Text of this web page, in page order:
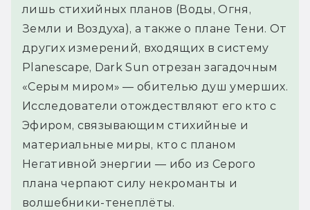
лишь стихийных планов (Воды, Огня,
Земли и Воздуха), а также о плане Тени. От
других измерений, входящих в систему
Planescape, Dark Sun отрезан загадочным
«Серым миром» — обителью душ умерших.
Исследователи отождествляют его кто с
Эфиром, связывающим стихийные и
материальные миры, кто с планом
Негативной энергии — ибо из Серого
плана черпают силу некроманты и
волшебники-тенеплёты.